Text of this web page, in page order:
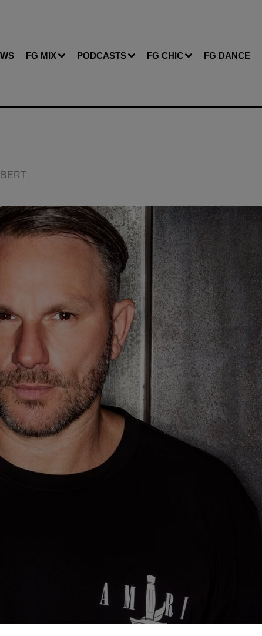
FG MIX PODCASTS FG CHIC FG DANCE